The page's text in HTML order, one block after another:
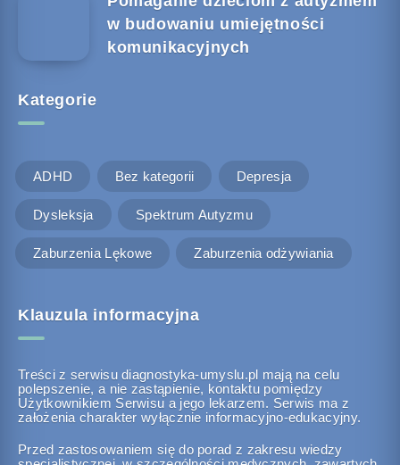
w budowaniu umiejętności
komunikacyjnych
Kategorie
ADHD Bez kategorii Depresja
Dysleksja Spektrum Autyzmu
Zaburzenia Lękowe Zaburzenia odżywiania
Klauzula informacyjna
Treści z serwisu diagnostyka-umyslu.pl mają na celu
polepszenie, a nie zastąpienie, kontaktu pomiędzy
Użytkownikiem Serwisu a jego lekarzem. Serwis ma z
założenia charakter wyłącznie informacyjno-edukacyjny.
Przed zastosowaniem się do porad z zakresu wiedzy